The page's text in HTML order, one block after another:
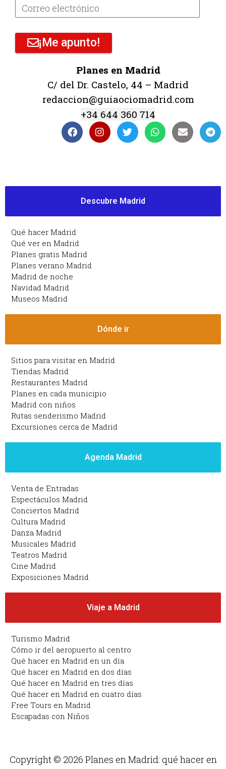
¡Me apunto!
Planes en Madrid
C/ del Dr. Castelo, 44 – Madrid
redaccion@guiaociomadrid.com
+34 644 360 714
Descubre Madrid
Qué hacer Madrid
Qué ver en Madrid
Planes gratis Madrid
Planes verano Madrid
Madrid de noche
Navidad Madrid
Museos Madrid
Dónde ir
Sitios para visitar en Madrid
Tiendas Madrid
Restaurantes Madrid
Planes en cada municipio
Madrid con niños
Rutas senderismo Madrid
Excursiones cerca de Madrid
Agenda Madrid
Venta de Entradas
Espectáculos Madrid
Conciertos Madrid
Cultura Madrid
Danza Madrid
Musicales Madrid
Teatros Madrid
Cine Madrid
Exposiciones Madrid
Viaje a Madrid
Turismo Madrid
Cómo ir del aeropuerto al centro
Qué hacer en Madrid en un día
Qué hacer en Madrid en dos días
Qué hacer en Madrid en tres días
Qué hacer en Madrid en cuatro días
Free Tours en Madrid
Escapadas con Niños
Copyright © 2026 Planes en Madrid: qué hacer en